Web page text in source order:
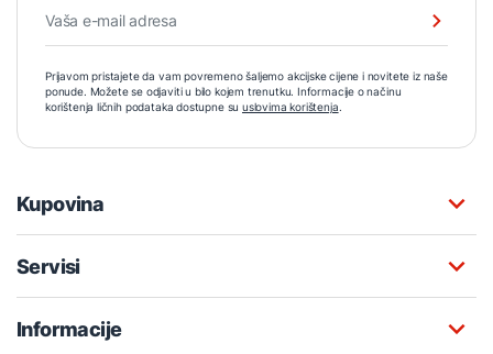
Prijavom pristajete da vam povremeno šaljemo akcijske cijene i novitete iz naše
ponude. Možete se odjaviti u bilo kojem trenutku. Informacije o načinu
korištenja ličnih podataka dostupne su uslovima korištenja.
Kupovina
Servisi
Informacije